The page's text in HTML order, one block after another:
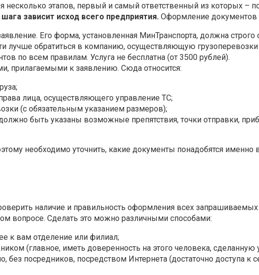
этапов, первый и самый ответственный из которых –
зависит исход всего предприятия. Оформление документов
Его форма, установленная МинТранспорта, должна
лучше обратиться в компанию, осуществляющую
по всем правилам. Услуга не бесплатна (от 3500 рублей).
прилагаемыми к заявлению. Сюда относится:
лица, осуществляющего управление ТС;
(с обязательным указанием размеров);
быть указаны возможные препятствия, точки отправки,
необходимо уточнить, какие документы понадобятся
наличие и правильность оформления всех
вопросе. Сделать это можно различными способами:
к вам отделение или филиал;
(главное, иметь доверенность на этого человека, сделанную
без посредников, посредством Интернета (достаточно доступа к